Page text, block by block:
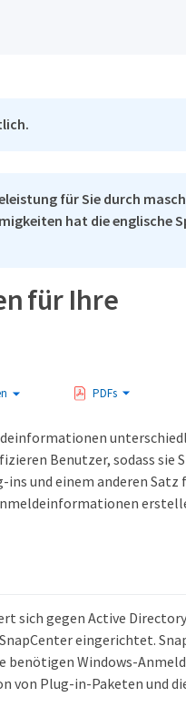
für Sie durch
hat die englische
für Ihre
PDFs
Benutzer, sodass sie
und einem anderen Satz
gegen Active
eingerichtet.
Windows-
von Plug-in-Paketen und